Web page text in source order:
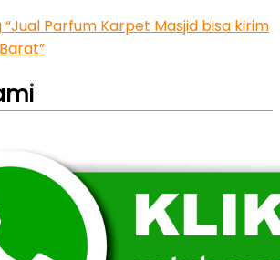
“Jual Parfum Karpet Masjid bisa kirim